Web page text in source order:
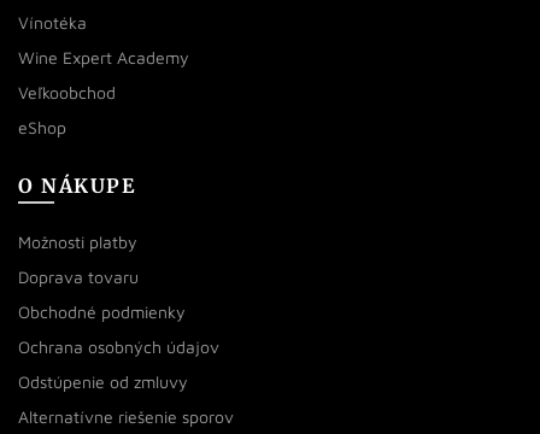
Vínotéka
Wine Expert Academy
Veľkoobchod
eShop
O NÁKUPE
Možnosti platby
Doprava tovaru
Obchodné podmienky
Ochrana osobných údajov
Odstúpenie od zmluvy
Alternatívne riešenie sporov